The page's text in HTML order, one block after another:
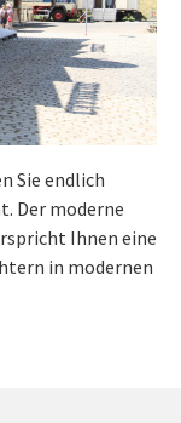
Sie endlich
Der moderne
Ihnen eine
in modernen